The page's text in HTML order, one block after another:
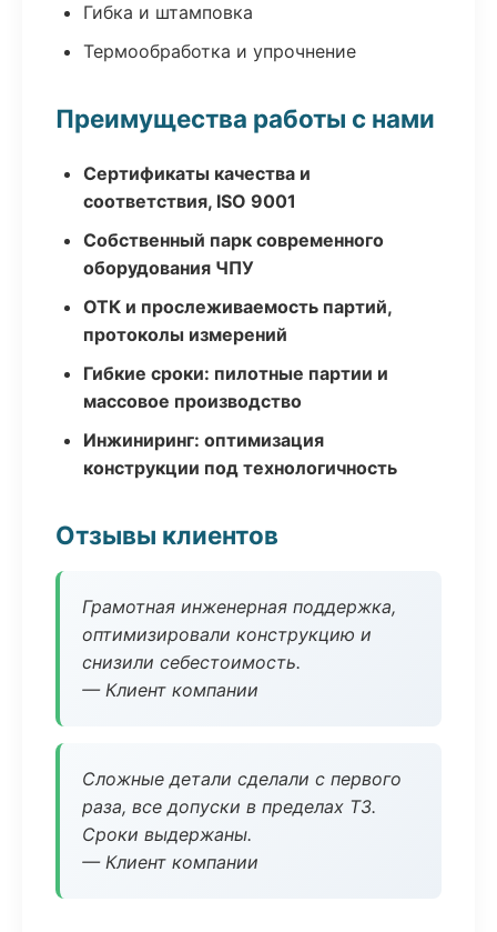
Гибка и штамповка
Термообработка и упрочнение
Преимущества работы с нами
Сертификаты качества и
соответствия, ISO 9001
Собственный парк современного
оборудования ЧПУ
ОТК и прослеживаемость партий,
протоколы измерений
Гибкие сроки: пилотные партии и
массовое производство
Инжиниринг: оптимизация
конструкции под технологичность
Отзывы клиентов
Грамотная инженерная поддержка,
оптимизировали конструкцию и
снизили себестоимость.
— Клиент компании
Сложные детали сделали с первого
раза, все допуски в пределах ТЗ.
Сроки выдержаны.
— Клиент компании